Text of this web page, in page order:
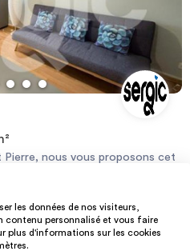
sur le site Géorisque :
nous vous proposons cet
grand salon avec placard, une
et un coin chambre en
mis à disposition de l'immeuble.
complet directement sur notre
les données de nos visiteurs,
contenu personnalisé et vous faire
plus d'informations sur les cookies